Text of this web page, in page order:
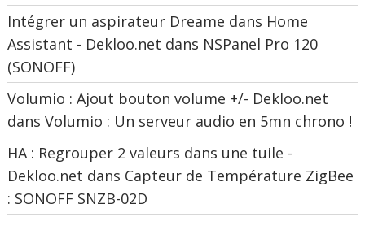
Intégrer un aspirateur Dreame dans Home
Assistant - Dekloo.net dans NSPanel Pro 120
(SONOFF)
Volumio : Ajout bouton volume +/- Dekloo.net
dansVolumio : Un serveur audio en 5mn chrono !
HA : Regrouper 2 valeurs dans une tuile -
Dekloo.net dans Capteur de Température ZigBee
: SONOFF SNZB-02D